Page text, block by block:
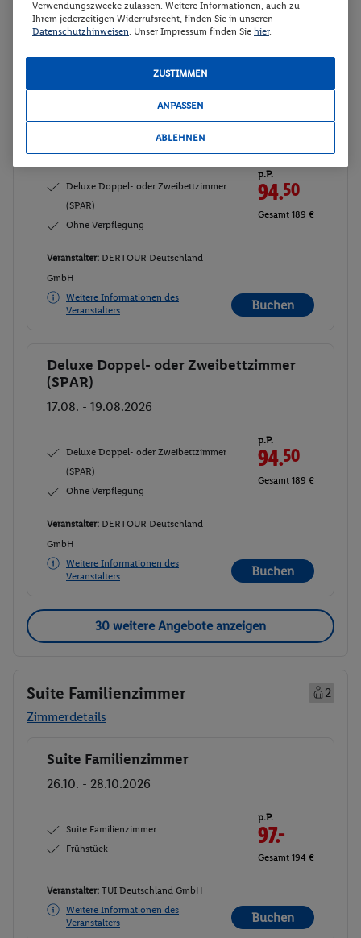
GmbH
Weitere Informationen des
Buchen
Deluxe Doppel- oder Zweibettzimmer
Deluxe Doppel- oder Zweibettzimmer
(SPAR)
Ohne Verpflegung
p.P.
94.50
Gesamt 189 €
Veranstalter: DERTOUR Deutschland
GmbH
Weitere Informationen des
Veranstalters
Buchen
Buchen
Deluxe Doppel- oder Zweibettzimmer
(SPAR)
17.08. - 19.08.2026
Deluxe Doppel- oder Zweibettzimmer
(SPAR)
Ohne Verpflegung
p.P.
94.50
Gesamt 189 €
Veranstalter: DERTOUR Deutschland
GmbH
Weitere Informationen des
Veranstalters
Buchen
30 weitere Angebote anzeigen
Suite Familienzimmer
2
Zimmerdetails
Buchen
Suite Familienzimmer
26.10. - 28.10.2026
Suite Familienzimmer
Frühstück
p.P.
97.-
Gesamt 194 €
Veranstalter: TUI Deutschland GmbH
Weitere Informationen des
Veranstalters
Buchen
Verwendungszwecke zulassen. Weitere Informationen, auch zu
Ihrem jederzeitigen Widerrufsrecht, finden Sie in unseren
Datenschutzhinweisen. Unser Impressum finden Sie hier.
ZUSTIMMEN
ANPASSEN
ABLEHNEN